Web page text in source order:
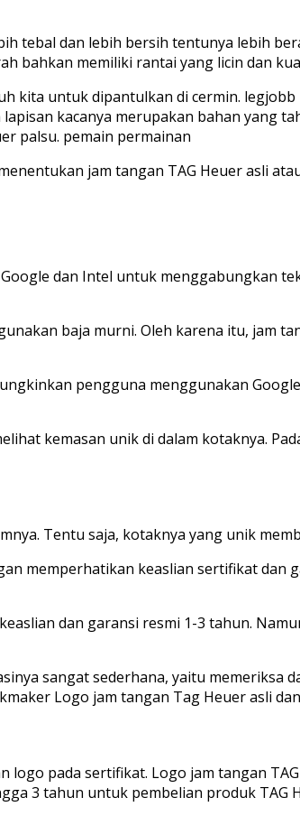
tebal dan lebih bersih tentunya lebih
bahkan memiliki rantai yang licin dan
kita untuk dipantulkan di cermin.
kacanya merupakan bahan yang
palsu. pemain permainan
jam tangan TAG Heuer asli
dan Intel untuk menggabungkan
baja murni. Oleh karena itu, jam
pengguna menggunakan
kemasan unik di dalam kotaknya.
Tentu saja, kotaknya yang unik
memperhatikan keaslian sertifikat dan
dan garansi resmi 1-3 tahun.
sangat sederhana, yaitu memeriksa
Logo jam tangan Tag Heuer asli
pada sertifikat. Logo jam tangan
3 tahun untuk pembelian produk TAG